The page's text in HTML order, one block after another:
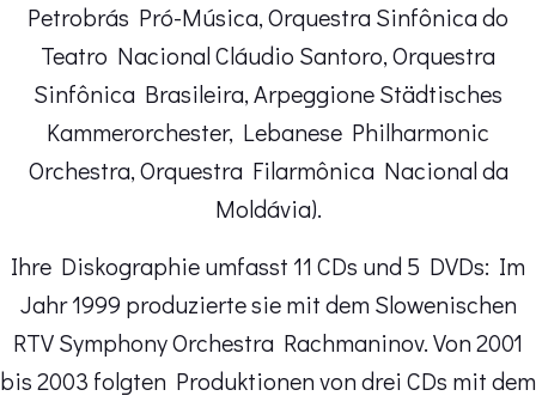
Petrobrás Pró-Música, Orquestra Sinfônica do
Teatro Nacional Cláudio Santoro, Orquestra
Sinfônica Brasileira, Arpeggione Städtisches
Kammerorchester, Lebanese Philharmonic
Orchestra, Orquestra Filarmônica Nacional da
Moldávia).
Ihre Diskographie umfasst 11 CDs und 5 DVDs: Im
Jahr 1999 produzierte sie mit dem Slowenischen
RTV Symphony Orchestra Rachmaninov. Von 2001
bis 2003 folgten Produktionen von drei CDs mit dem